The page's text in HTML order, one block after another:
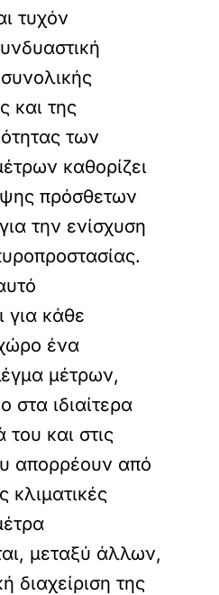
τυχόν
και της
των
καθορίζει
πρόσθετων
την ενίσχυση
για κάθε
ένα
μέτρων,
στα ιδιαίτερα
του και στις
απορρέουν από
κλιματικές
μεταξύ άλλων,
διαχείριση της